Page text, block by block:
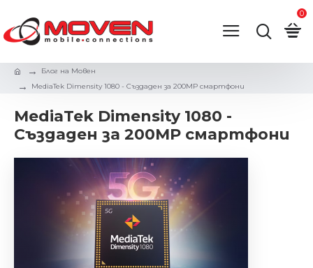
0
Блог на Мовен
MediaTek Dimensity 1080 - Създаден за 200MP смартфони
MediaTek Dimensity 1080 -
Създаден за 200MP смартфони